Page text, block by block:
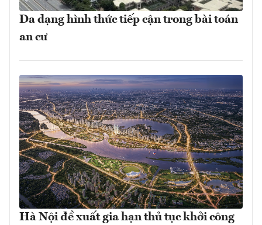
Đa dạng hình thức tiếp cận trong bài toán
an cư
Hà Nội đề xuất gia hạn thủ tục khởi công